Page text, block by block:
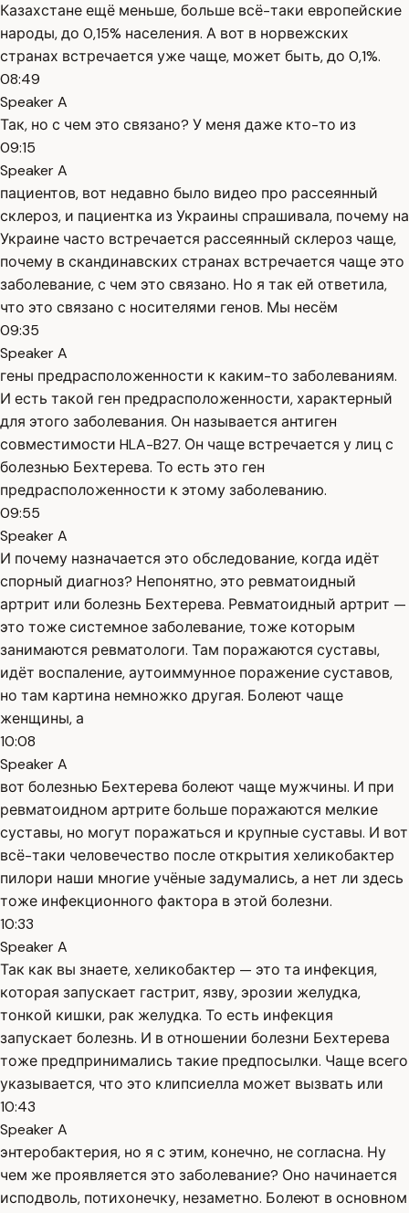
Казахстане ещё меньше, больше всё-таки европейские
народы, до 0,15% населения. А вот в норвежских
странах встречается уже чаще, может быть, до 0,1%.
08:49
Speaker A
Так, но с чем это связано? У меня даже кто-то из
09:15
Speaker A
пациентов, вот недавно было видео про рассеянный
склероз, и пациентка из Украины спрашивала, почему на
Украине часто встречается рассеянный склероз чаще,
почему в скандинавских странах встречается чаще это
заболевание, с чем это связано. Но я так ей ответила,
что это связано с носителями генов. Мы несём
09:35
Speaker A
гены предрасположенности к каким-то заболеваниям.
И есть такой ген предрасположенности, характерный
для этого заболевания. Он называется антиген
совместимости HLA-B27. Он чаще встречается у лиц с
болезнью Бехтерева. То есть это ген
предрасположенности к этому заболеванию.
09:55
Speaker A
И почему назначается это обследование, когда идёт
спорный диагноз? Непонятно, это ревматоидный
артрит или болезнь Бехтерева. Ревматоидный артрит —
это тоже системное заболевание, тоже которым
занимаются ревматологи. Там поражаются суставы,
идёт воспаление, аутоиммунное поражение суставов,
но там картина немножко другая. Болеют чаще
женщины, а
10:08
Speaker A
вот болезнью Бехтерева болеют чаще мужчины. И при
ревматоидном артрите больше поражаются мелкие
суставы, но могут поражаться и крупные суставы. И вот
всё-таки человечество после открытия хеликобактер
пилори наши многие учёные задумались, а нет ли здесь
тоже инфекционного фактора в этой болезни.
10:33
Speaker A
Так как вы знаете, хеликобактер — это та инфекция,
которая запускает гастрит, язву, эрозии желудка,
тонкой кишки, рак желудка. То есть инфекция
запускает болезнь. И в отношении болезни Бехтерева
тоже предпринимались такие предпосылки. Чаще всего
указывается, что это клипсиелла может вызвать или
10:43
Speaker A
энтеробактерия, но я с этим, конечно, не согласна. Ну
чем же проявляется это заболевание? Оно начинается
исподволь, потихонечку, незаметно. Болеют в основном